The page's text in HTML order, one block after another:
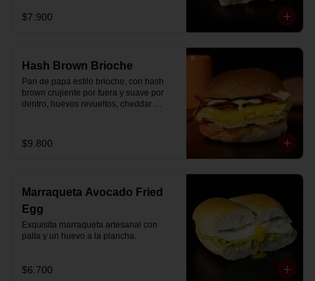
$7.900
Hash Brown Brioche
Pan de papa estilo brioche, con hash
brown crujiente por fuera y suave por
dentro, huevos revueltos, cheddar
partir el día en modo desayuno buffet.
$9.800
Marraqueta Avocado Fried
Egg
Exquisita marraqueta artesanal con
palta y un huevo a la plancha.
$6.700